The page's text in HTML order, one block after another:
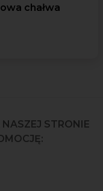
chałwa
STRONIE